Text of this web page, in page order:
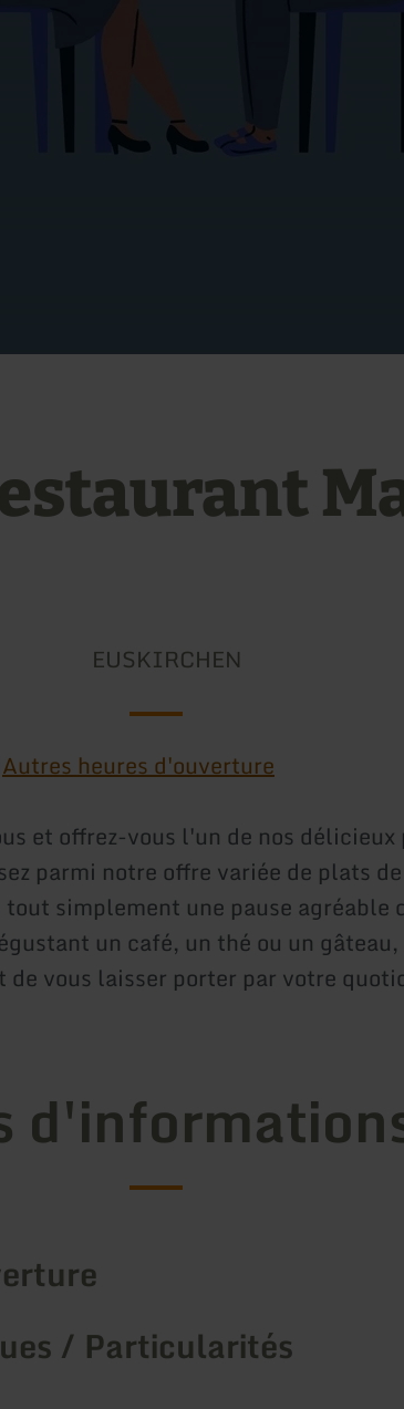
EUSKIRCHEN
Autres heures d'ouverture
et offrez-vous l'un de nos
parmi notre offre variée de plats
simplement une pause agréable
un café, un thé ou un
vous laisser porter par votre
/ Particularités